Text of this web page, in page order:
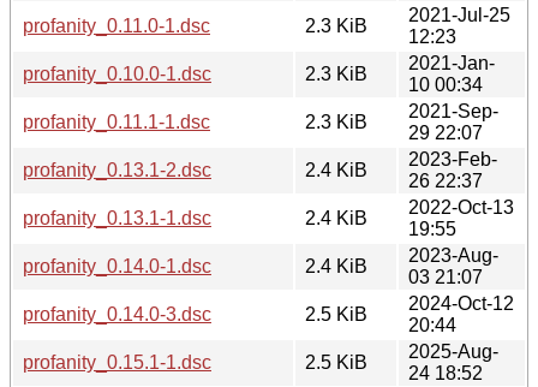
profanity_0.11.0-1.dsc
2.3 KiB
2021-Jul-25
12:23
profanity_0.10.0-1.dsc
2.3 KiB
2021-Jan-
10 00:34
profanity_0.11.1-1.dsc
2.3 KiB
2021-Sep-
29 22:07
profanity_0.13.1-2.dsc
2.4 KiB
2023-Feb-
26 22:37
profanity_0.13.1-1.dsc
2.4 KiB
2022-Oct-13
19:55
profanity_0.14.0-1.dsc
2.4 KiB
2023-Aug-
03 21:07
profanity_0.14.0-3.dsc
2.5 KiB
2024-Oct-12
20:44
profanity_0.15.1-1.dsc
2.5 KiB
2025-Aug-
24 18:52